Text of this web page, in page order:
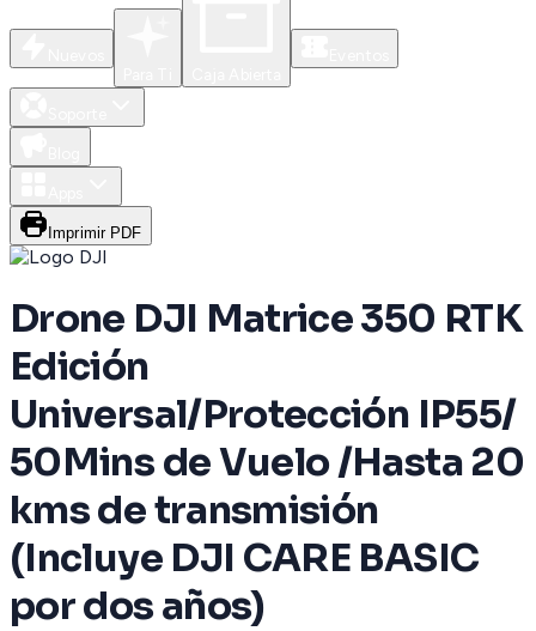
Imprimir PDF
Drone DJI Matrice 350 RTK
Edición
Universal/Protección IP55/
50Mins de Vuelo /Hasta 20
kms de transmisión
(Incluye DJI CARE BASIC
por dos años)